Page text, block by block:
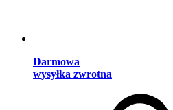
Darmowa
wysyłka zwrotna